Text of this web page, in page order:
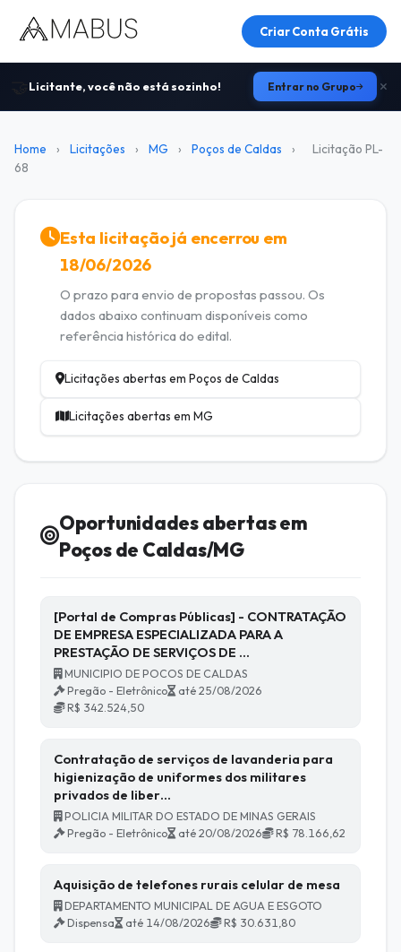
Criar Conta Grátis
Licitante, você não está sozinho! Entrar no Grupo
Home › Licitações › MG › Poços de Caldas ›
Licitação PL-
68
Esta licitação já encerrou em
18/06/2026
O prazo para envio de propostas passou. Os
dados abaixo continuam disponíveis como
referência histórica do edital.
Licitações abertas em Poços de Caldas
Licitações abertas em MG
Oportunidades abertas em
Poços de Caldas/MG
[Portal de Compras Públicas] - CONTRATAÇÃO
DE EMPRESA ESPECIALIZADA PARA A
PRESTAÇÃO DE SERVIÇOS DE …
MUNICIPIO DE POCOS DE CALDAS
Pregão - Eletrônico
até 25/08/2026
R$ 342.524,50
Contratação de serviços de lavanderia para
higienização de uniformes dos militares
privados de liber…
POLICIA MILITAR DO ESTADO DE MINAS GERAIS
Pregão - Eletrônico
até 20/08/2026 R$ 78.166,62
Aquisição de telefones rurais celular de mesa
DEPARTAMENTO MUNICIPAL DE AGUA E ESGOTO
Dispensa
até 14/08/2026 R$ 30.631,80